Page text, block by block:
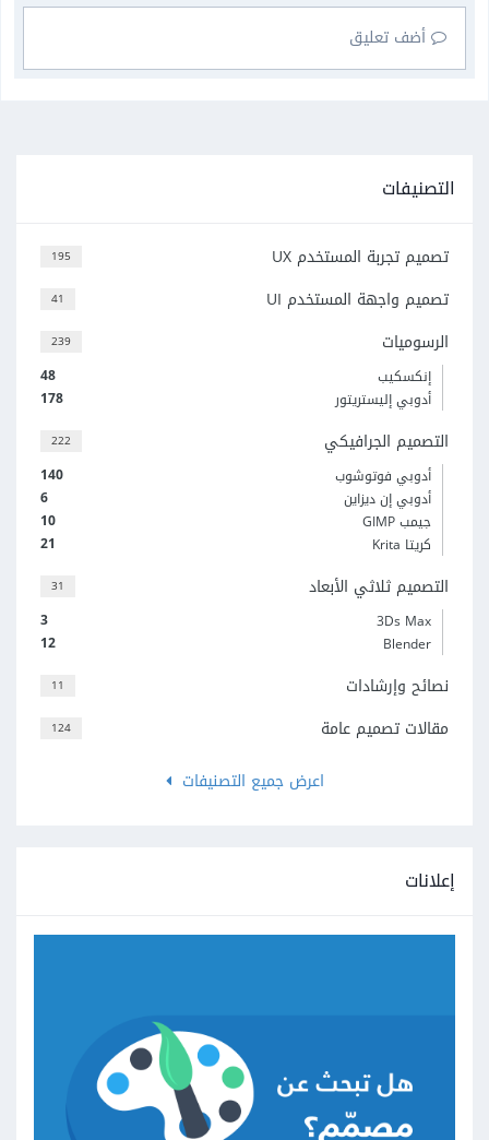
أضف تعليق
التصنيفات
195 تصميم تجربة المستخدم UX
41 تصميم واجهة المستخدم UI
239 الرسوميات
48
إنكسكيب
178
أدوبي إليستريتور
222 التصميم الجرافيكي
140
أدوبي فوتوشوب
6
أدوبي إن ديزاين
10
جيمب GIMP
21
كريتا Krita
31 التصميم ثلاثي الأبعاد
3
3Ds Max
12
Blender
11 نصائح وإرشادات
124
مقالات تصميم عامة
اعرض جميع التصنيفات
إعلانات